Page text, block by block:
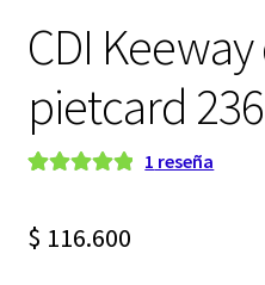
CDI
pietcard
base a
1 reseña
$ 116.600